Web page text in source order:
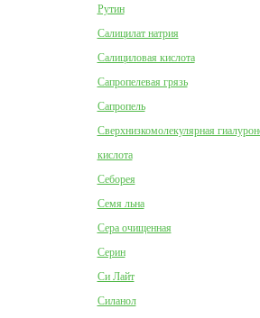
Рутин
Салицилат натрия
Салициловая кислота
Сапропелевая грязь
Сапропель
Сверхнизкомолекулярная
кислота
Себорея
Семя льна
Сера очищенная
Серин
Си Лайт
Силанол